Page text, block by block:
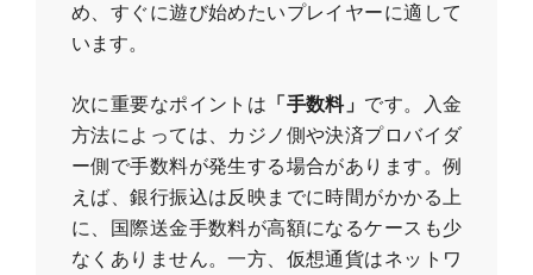
め、すぐに遊び始めたいプレイヤーに適して
います。
次に重要なポイントは 「手数料」 です。入金
方法によっては、カジノ側や決済プロバイダ
ー側で手数料が発生する場合があります。例
えば、銀行振込は反映までに時間がかかる上
に、国際送金手数料が高額になるケースも少
なくありません。一方、仮想通貨はネットワ